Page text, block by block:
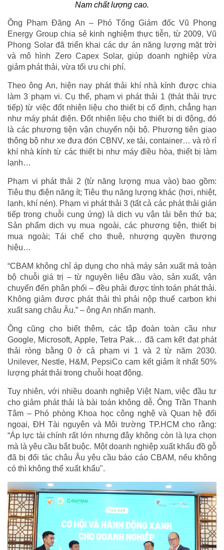
Nam chất lượng cao.
Ông Phạm Đăng An – Phó Tổng Giám đốc Vũ Phong
Energy Group chia sẻ kinh nghiệm thực tiễn, từ 2009, Vũ
Phong Solar đã triển khai các dự án năng lượng mặt trời
và mô hình Zero Capex Solar, giúp doanh nghiệp vừa
giảm phát thải, vừa tối ưu chi phí.
Theo ông An, hiện nay phát thải khí nhà kính được chia
làm 3 phạm vi. Cụ thể, phạm vi phát thải 1 (thát thải trực
tiếp) từ việc đốt nhiên liệu cho thiết bị cố định, chẳng hạn
như máy phát điện. Đốt nhiên liệu cho thiết bị di động, đó
là các phương tiện vận chuyển nội bộ. Phương tiên giao
thông bộ như xe đưa đón CBNV, xe tải, container… và rò rỉ
khí nhà kính từ các thiết bị như máy điều hòa, thiết bị làm
lạnh…
Phạm vi phát thải 2 (từ năng lượng mua vào) bao gồm:
Tiêu thụ điện năng ít; Tiêu thụ năng lượng khác (hơi, nhiệt,
lạnh, khí nén). Phạm vi phát thải 3 (tất cả các phát thải gián
tiếp trong chuỗi cung ứng) là dịch vụ vận tải bên thứ ba;
Sản phẩm dịch vụ mua ngoài, các phương tiện, thiết bị
mua ngoài; Tái chế cho thuê, nhượng quyền thượng
hiệu…
“CBAM không chỉ áp dụng cho nhà máy sản xuất mà toàn
bộ chuỗi giá trị – từ nguyên liệu đầu vào, sản xuất, vận
chuyển đến phân phối – đều phải được tính toán phát thải.
Không giảm được phát thải thì phải nộp thuế carbon khi
xuất sang châu Âu.” – ông An nhấn mạnh.
Ông cũng cho biết thêm, các tập đoàn toàn cầu như
Google, Microsoft, Apple, Tetra Pak… đã cam kết đạt phát
thải ròng bằng 0 ở cả phạm vi 1 và 2 từ năm 2030.
Unilever, Nestle, H&M, PepsiCo cam kết giảm ít nhất 50%
lượng phát thải trong chuỗi hoạt động.
Tuy nhiên, với nhiều doanh nghiệp Việt Nam, việc đầu tư
cho giảm phát thải là bài toán không dễ. Ông Trần Thanh
Tâm – Phó phòng Khoa học công nghệ và Quan hệ đối
ngoại, ĐH Tài nguyên và Môi trường TP.HCM cho rằng:
“Áp lực tài chính rất lớn nhưng đây không còn là lựa chọn
mà là yêu cầu bắt buộc. Một doanh nghiệp xuất khẩu đồ gỗ
đã bị đối tác châu Âu yêu cầu báo cáo CBAM, nếu không
có thì không thể xuất khẩu".